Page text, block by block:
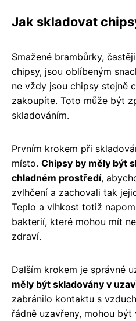
Jak skladovat
Smažené brambůrky,
chipsy, jsou oblíbeným
ne vždy jsou chipsy stejně
zakoupíte. Toto může být
skladováním.
Prvním krokem při
místo. Chipsy by měly být
chladném prostředí,
zvlhčení a zachovali tak
Teplo a vlhkost totiž
bakterií, které mohou mít
zdraví.
Dalším krokem je správné
měly být skladovány v
zabránilo kontaktu s
řádně uzavřeny, mohou